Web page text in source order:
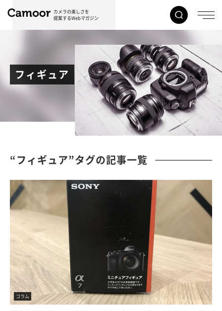
カメラの楽しさを
提案するWebマガジン
フィギュア
“フィギュア”タグの記事一覧
コラム